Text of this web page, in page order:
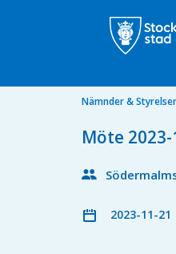
Nämnder & Styrelser
Möte 2023-
2023-11-21